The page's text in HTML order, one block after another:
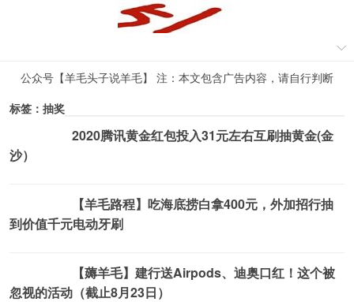
公众号【羊毛头子说羊毛】 注：本文包含广告内容，请自行判断
标签：抽奖
2020腾讯黄金红包投入31元左右互刷抽黄金(金
沙）
【羊毛路程】吃海底捞白拿400元，外加招行抽
到价值千元电动牙刷
【薅羊毛】建行送Airpods、迪奥口红！这个被
忽视的活动（截止8月23日）